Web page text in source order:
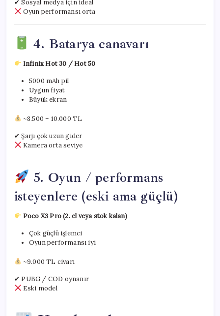
✔ Sosyal medya için ideal
Oyun performansı orta
4. Batarya canavarı
Infinix Hot 30 / Hot 50
5000 mAh pil
Uygun fiyat
Büyük ekran
~8.500 – 10.000 TL
✔ Şarjı çok uzun gider
Kamera orta seviye
5. Oyun / performans
isteyenlere (eski ama güçlü)
Poco X3 Pro (2. el veya stok kalan)
Çok güçlü işlemci
Oyun performansı iyi
~9.000 TL civarı
✔ PUBG / COD oynanır
Eski model